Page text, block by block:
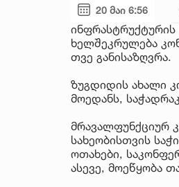
20 მაი 6:56
ინფრასტრუქტურის
ხელშეკრულება
თვე განისაზღვრა.
ზუგდიდის ახალი
მოედანს,
მრავალფუნქციურ
სახეობისთვის
ოთახები,
ასევე, მოეწყობა